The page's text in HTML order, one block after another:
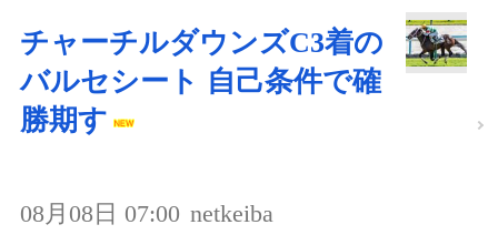
チャーチルダウンズC3着の
バルセシート 自己条件で確
勝期す
08月08日 07:00 netkeiba